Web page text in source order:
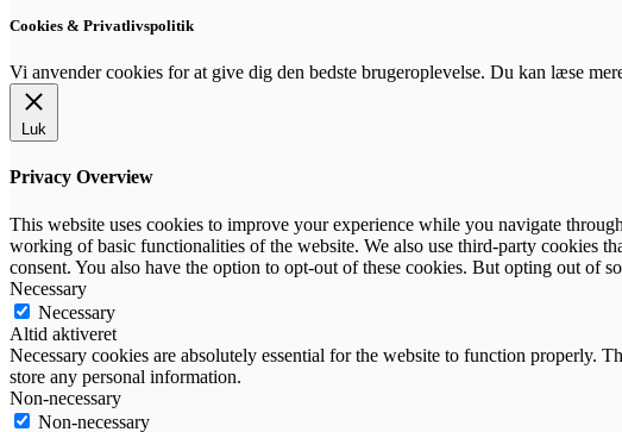
Cookies & Privatlivspolitik
Vi anvender cookies for at give dig den bedste brugeroplevelse. Du kan læse
Luk
Privacy Overview
This website uses cookies to improve your experience while you navigate
working of basic functionalities of the website. We also use third-party cookies
consent. You also have the option to opt-out of these cookies. But opting out of
Necessary
Necessary
Altid aktiveret
Necessary cookies are absolutely essential for the website to function properly.
store any personal information.
Non-necessary
Non-necessary